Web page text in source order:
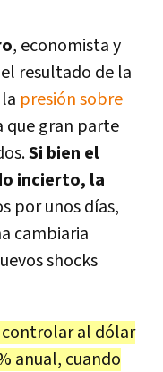
, economista y
resultado de la
presión sobre
gran parte
Si bien el
incierto, la
por unos días,
cambiaria
shocks
controlar al dólar
anual, cuando